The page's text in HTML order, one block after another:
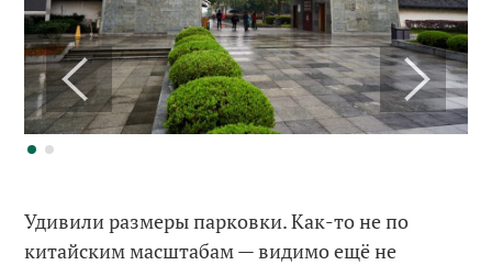
Удивили размеры парковки. Как-то не по
китайским масштабам — видимо ещё не